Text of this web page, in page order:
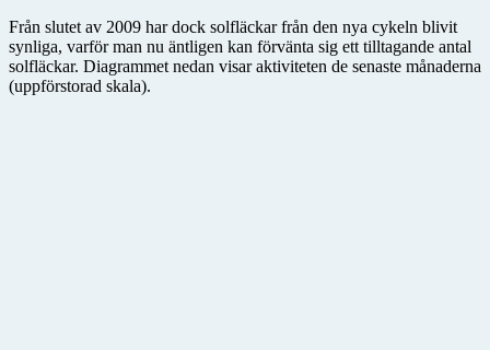
Från slutet av 2009 har dock solfläckar från den nya cykeln blivit
synliga, varför man nu äntligen kan förvänta sig ett tilltagande antal
solfläckar. Diagrammet nedan visar aktiviteten de senaste månaderna
(uppförstorad skala).